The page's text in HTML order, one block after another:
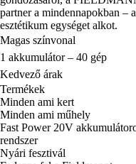
partner a mindennapokban –
esztétikum egységet alkot.
Magas színvonal
1 akkumulátor – 40 gép
Kedvező árak
Termékek
Minden ami kert
Minden ami műhely
Fast Power 20V
rendszer
Nyári fesztivál